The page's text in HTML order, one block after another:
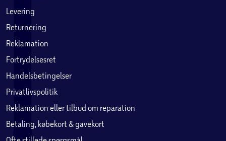
Levering
Returnering
Reklamation
Fortrydelsesret
Handelsbetingelser
Privatlivspolitik
Reklamation eller tilbud om reparation
Betaling, købekort & gavekort